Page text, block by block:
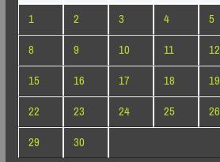
1
2 3 4 5
8
9 10 11 12
15
16 17 18 19
22
23 24 25 26
29
30